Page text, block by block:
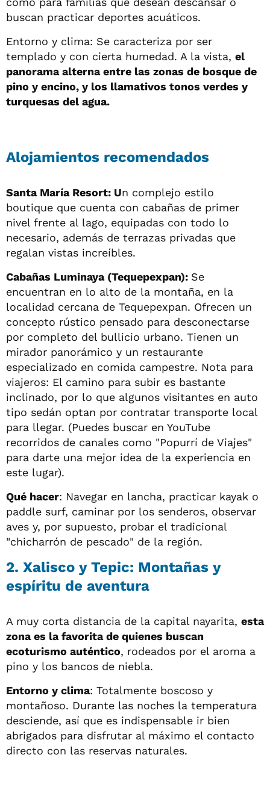
buscan practicar deportes acuáticos.
Entorno y clima: Se caracteriza por ser
templado y con cierta humedad. A la vista, el
panorama alterna entre las zonas de bosque de
pino y encino, y los llamativos tonos verdes y
turquesas del agua.
Alojamientos recomendados
Santa María Resort: Un complejo estilo
boutique que cuenta con cabañas de primer
nivel frente al lago, equipadas con todo lo
necesario, además de terrazas privadas que
regalan vistas increíbles.
Cabañas Luminaya (Tequepexpan): Se
encuentran en lo alto de la montaña, en la
localidad cercana de Tequepexpan. Ofrecen un
concepto rústico pensado para desconectarse
por completo del bullicio urbano. Tienen un
mirador panorámico y un restaurante
especializado en comida campestre. Nota para
viajeros: El camino para subir es bastante
inclinado, por lo que algunos visitantes en auto
tipo sedán optan por contratar transporte local
para llegar. (Puedes buscar en YouTube
recorridos de canales como "Popurrí de Viajes"
para darte una mejor idea de la experiencia en
este lugar).
Qué hacer: Navegar en lancha, practicar kayak o
paddle surf, caminar por los senderos, observar
aves y, por supuesto, probar el tradicional
"chicharrón de pescado" de la región.
2. Xalisco y Tepic: Montañas y
espíritu de aventura
A muy corta distancia de la capital nayarita, esta
zona es la favorita de quienes buscan
ecoturismo auténtico, rodeados por el aroma a
pino y los bancos de niebla.
Entorno y clima: Totalmente boscoso y
montañoso. Durante las noches la temperatura
desciende, así que es indispensable ir bien
abrigados para disfrutar al máximo el contacto
directo con las reservas naturales.